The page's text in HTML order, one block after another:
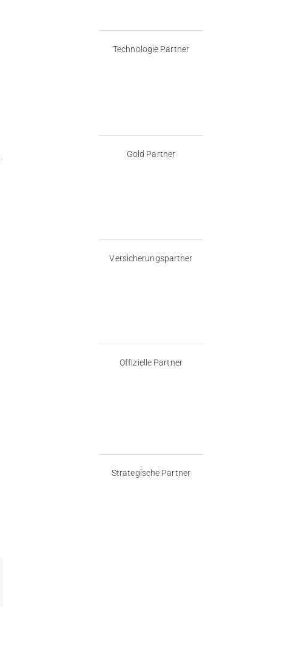
Technologie Partner
Gold Partner
Versicherungspartner
Offizielle Partner
Strategische Partner